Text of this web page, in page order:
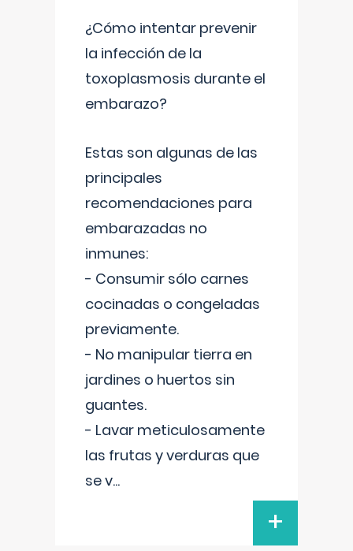
¿Cómo intentar prevenir
la infección de la
toxoplasmosis durante el
embarazo?
Estas son algunas de las
principales
recomendaciones para
embarazadas no
inmunes:
- Consumir sólo carnes
cocinadas o congeladas
previamente.
- No manipular tierra en
jardines o huertos sin
guantes.
- Lavar meticulosamente
las frutas y verduras que
se v...
+